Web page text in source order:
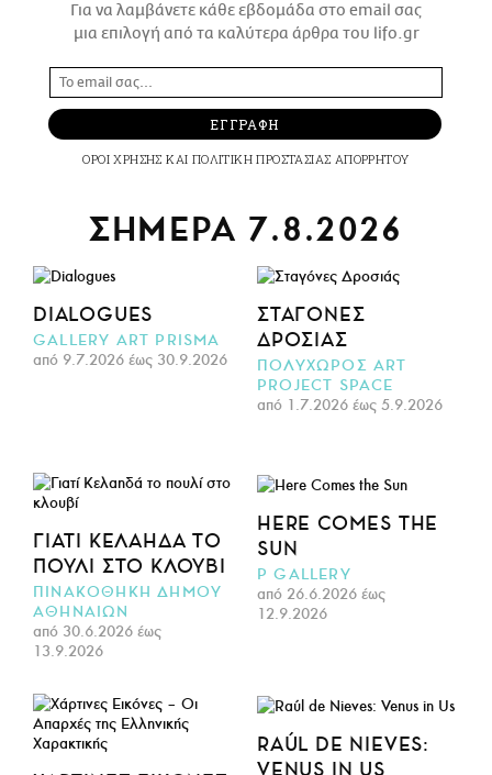
Για να λαμβάνετε κάθε εβδομάδα στο email σας
μια επιλογή από τα καλύτερα άρθρα του lifo.gr
ΕΓΓΡΑΦΗ
ΟΡΟΙ ΧΡΗΣΗΣ ΚΑΙ ΠΟΛΙΤΙΚΗ ΠΡΟΣΤΑΣΙΑΣ ΑΠΟΡΡΗΤΟΥ
ΣΗΜΕΡΑ 7.8.2026
DIALOGUES
GALLERY ART PRISMA
από 9.7.2026 έως 30.9.2026
ΣΤΑΓΌΝΕΣ
ΔΡΟΣΙΆΣ
ΠΟΛΥΧΩΡΟΣ ART
PROJECT SPACE
από 1.7.2026 έως 5.9.2026
ΓΙΑΤΊ ΚΕΛΑΗΔΆ ΤΟ
ΠΟΥΛΊ ΣΤΟ ΚΛΟΥΒΊ
ΠΙΝΑΚΟΘΗΚΗ ΔΗΜΟΥ
ΑΘΗΝΑΙΩΝ
από 30.6.2026 έως
13.9.2026
HERE COMES THE
SUN
P GALLERY
από 26.6.2026 έως
12.9.2026
RAÚL DE NIEVES:
VENUS IN US